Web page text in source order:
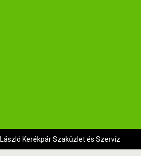
Kerékpár Szaküzlet és Szervíz